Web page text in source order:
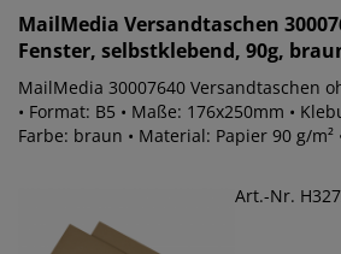
MailMedia Versandtaschen
Fenster, selbstklebend, 90g,
MailMedia 30007640 Versandtaschen
• Format: B5 • Maße: 176x250mm •
Farbe: braun • Material: Papier 90 g/m²
Art.-Nr.